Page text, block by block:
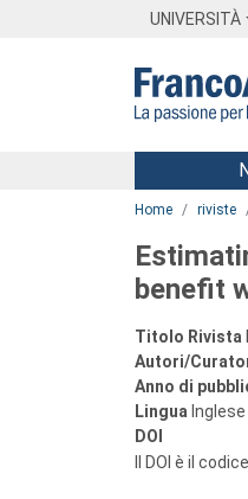
UNIVERSITÀ
Menu
Home riviste
benefit
Titolo Rivista
Autori/
Anno di
Lingua Inglese
DOI
Il DOI è il